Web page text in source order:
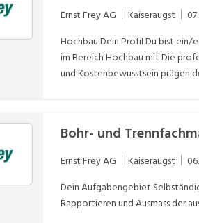
Ernst Frey AG Kaiseraugst
Hochbau Dein Profil Du bist
im Bereich Hochbau mit Die
und Kostenbewusstsein prägen
Bohr- und
Ernst Frey AG Kaiseraugst
Dein Aufgabengebiet
Rapportieren und Ausmass der